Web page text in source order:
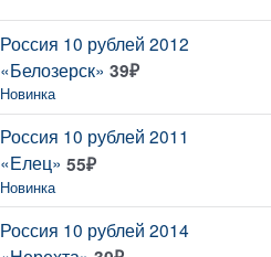
Россия 10 рублей 2012
«Белозерск» 39₽
Новинка
Россия 10 рублей 2011
«Елец» 55₽
Новинка
Россия 10 рублей 2014